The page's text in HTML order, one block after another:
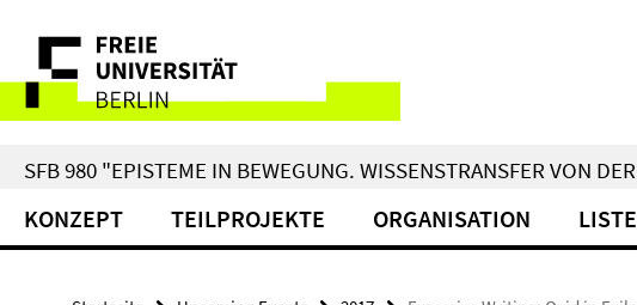
direkt
Inhalt
Service-
Navigation
SFB 980 "EPISTEME IN BEWEGUNG. WISSENSTRANSFER VON
KONZEPT TEILPROJEKTE ORGANISATION